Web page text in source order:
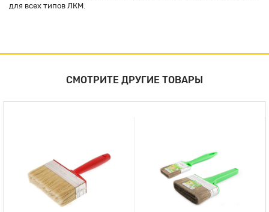
для всех типов ЛКМ.
СМОТРИТЕ ДРУГИЕ ТОВАРЫ